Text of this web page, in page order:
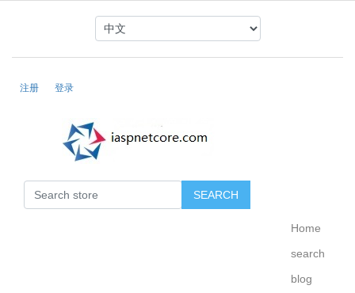
注册 登录
Home
search
blog